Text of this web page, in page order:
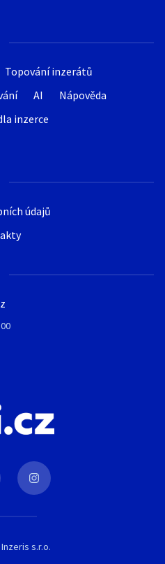
Topování inzerátů
AI
Nápověda
inzerce
údajů
s.r.o.